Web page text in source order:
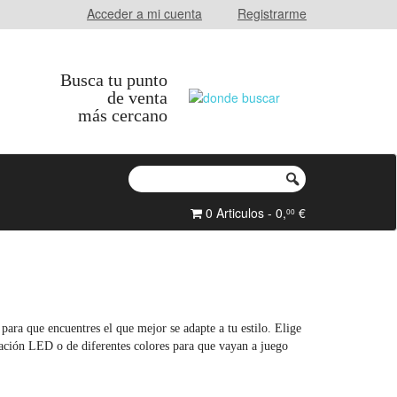
Acceder a mi cuenta Registrarme
Busca tu punto
de venta
más cercano
0 Articulos - 0,00 €
que encuentres el que mejor se adapte a tu estilo. Elige
LED o de diferentes colores para que vayan a juego